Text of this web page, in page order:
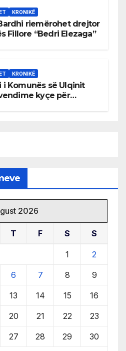
KRONIKË
riemërohet drejtor
Fillore “Bedri Elezaga”
KRONIKË
i Komunës së Ulqinit
kyçe për
2026
T F S S
1 2
6 7 8 9
13 14 15 16
20 21 22 23
27 28 29 30